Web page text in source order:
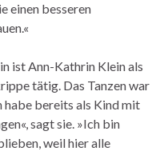
einen besseren
ist Ann-Kathrin Klein als
tätig. Das Tanzen war
habe bereits als Kind mit
sagt sie. »Ich bin
weil hier alle